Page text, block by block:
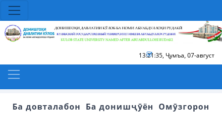
13:21:35, Ҷумъа, 07-август
Ба довталабон Ба донишҷӯён Омӯзгорон